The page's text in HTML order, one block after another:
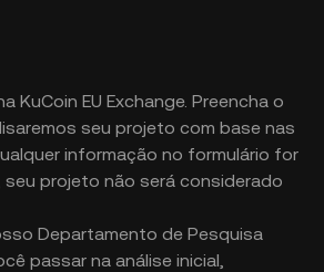
KuCoin EU Exchange. Preencha o
seu projeto com base nas
informação no formulário for
projeto não será considerado
Departamento de Pesquisa
passar na análise inicial,